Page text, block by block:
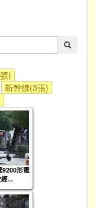
)
新幹線(3張)
9200形電
...